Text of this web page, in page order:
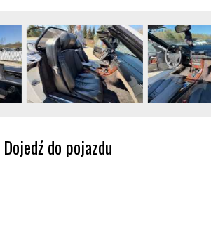
Dojedź do pojazdu